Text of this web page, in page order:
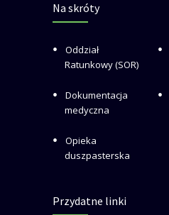
Na skróty
Oddział
Ratunkowy (SOR)
Dokumentacja
medyczna
Opieka
duszpasterska
Przydatne linki